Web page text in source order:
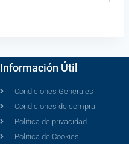
Información Útil
Condiciones Generales
Condiciones de compra
Política de privacidad
Politica de Cookies